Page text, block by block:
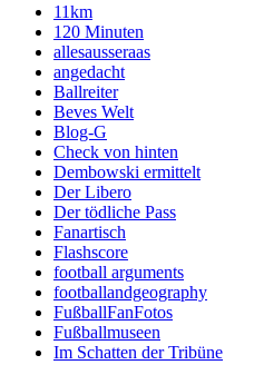
11km
120 Minuten
allesausseraas
angedacht
Ballreiter
Beves Welt
Blog-G
Check von hinten
Dembowski ermittelt
Der Libero
Der tödliche Pass
Fanartisch
Flashscore
football arguments
footballandgeography
FußballFanFotos
Fußballmuseen
Im Schatten der Tribüne